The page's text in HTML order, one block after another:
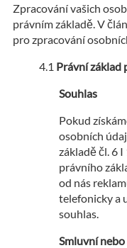
Zpracování vašich
právním základě. V
pro zpracování
Právní základ
Souhlas
Pokud
osobních
základě čl. 6
právního
od nás
telefonicky a
souhlas.
Smluvní